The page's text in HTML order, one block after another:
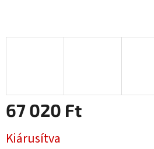
67 020 Ft
Kiárusítva